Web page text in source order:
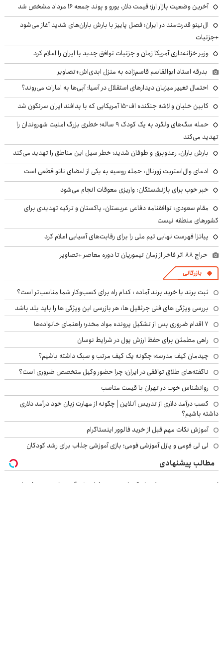
آخرین وضعیت بازار ارز؛ قیمت دلار، یورو و پوند جمعه ۱۶ مرداد مشخص شد
ال‌نینو قدرت‌مند در ایران؛ فصل پاییز با بارش باران‌های شدید آغاز می‌شود
+جزئیات
وزیر خزانه‌داری آمریکا زمان و جزئیات توافق جدید با ایران را اعلام کرد
بدرقه استاد ابوالقاسم قاسم‌زاده به منزل ابدی‌اش+تصاویر
احتمال تغییر میزبان دیدارهای استقلال در آسیا؛ آبی‌ها به امارات می‌روند؟
کابین خلبان و لاشه جنگنده اف-۱۵ آمریکایی که با پدافند ایران سرنگون شد
حمله سگ‌های ولگرد به یک کودک ۹ ساله؛ خطری بزرگ امنیت شهروندان را
تهدید می‌کند
بارش باران، رعدوبرق و طوفان شدید؛ خطر سیل این مناطق را تهدید می‌کند
ادعای وال‌استریت ژورنال: حمله روسیه به یکی از اعضای ناتو قطعی است
خبر خوب برای بازنشستگان: واریزی معوقات انجام می‌شود
مقام سعودی: توافقنامه دفاعی عربستان، پاکستان و ترکیه تهدیدی برای
کشورهای منطقه نیست
پیاتزا فهرست نهایی تیم ملی را برای رقابت‌های آسیایی اعلام کرد
حراج ۸۸ اثر فاخر از زمان تیموریان تا دوره معاصر +تصاویر
بازرگانی
ثبت برند یا خرید برند آماده : کدام راه برای کسب‌وکار شما مناسب‌تر است؟
بررسی ویژگی های فنی جرثقیل ها: هر بازرسی این ویژگی ها را باید بلد باشد
۷ اقدام ضروری پس از تشکیل پرونده مواد مخدر؛ راهنمای خانواده‌ها
راهی مطمئن برای حفظ ارزش پول در شرایط نوسان
چیدمان کیف مدرسه؛ چگونه یک کیف مرتب و سبک داشته باشیم؟
ناگفته‌های طلاق توافقی در ایران؛ چرا حضور وکیل متخصص ضروری است؟
روانشناس خوب در تهران با قیمت مناسب
کسب درآمد دلاری از تدریس آنلاین | چگونه از مهارت زبان خود درآمد دلاری
داشته باشیم؟
آموزش نکات مهم قبل از خرید فالوور اینستاگرام
لی لی فومی و پازل آموزشی فومی؛ بازی آموزشی جذاب برای رشد کودکان
مطالب پیشنهادی
از جستجوی خودری دلخواه کرمان موتور تا فروش آن، ساده، بی واسطه و